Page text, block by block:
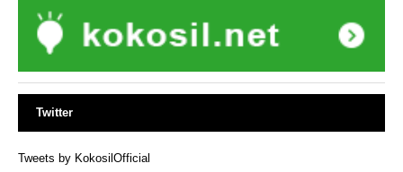
Twitter
Tweets by KokosilOfficial